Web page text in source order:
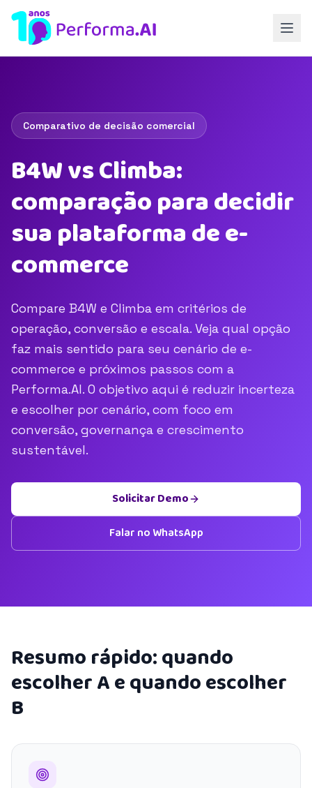
Comparativo de decisão comercial
B4W vs Climba:
comparação para decidir
sua plataforma de e-
commerce
Compare B4W e Climba em critérios de
operação, conversão e escala. Veja qual opção
faz mais sentido para seu cenário de e-
commerce e próximos passos com a
Performa.AI. O objetivo aqui é reduzir incerteza
e escolher por cenário, com foco em
conversão, governança e crescimento
sustentável.
Solicitar Demo
Falar no WhatsApp
Resumo rápido: quando
escolher A e quando escolher
B